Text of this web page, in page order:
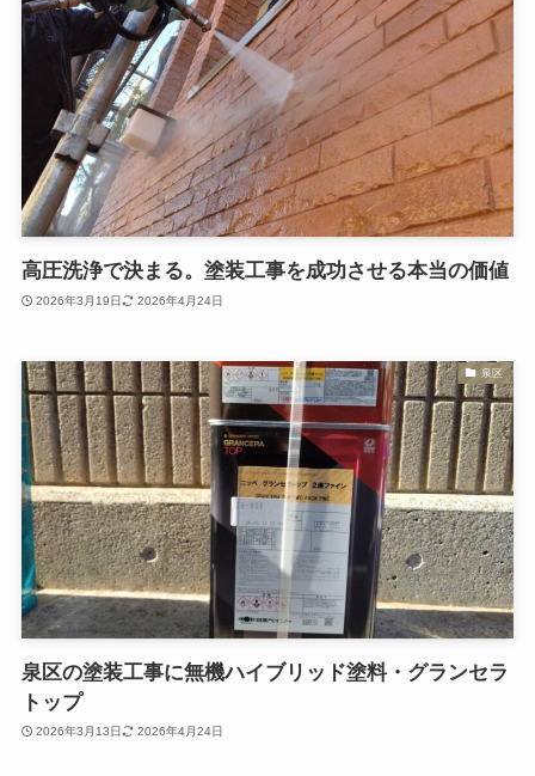
高圧洗浄で決まる。塗装工事を成功させる本当の価値
2026年3月19日 2026年4月24日
泉区
泉区の塗装工事に無機ハイブリッド塗料・グランセラ
トップ
2026年3月13日 2026年4月24日